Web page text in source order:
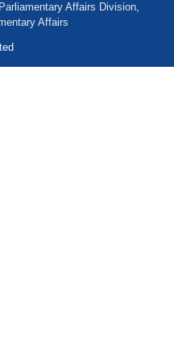
Affairs Division,
Affairs